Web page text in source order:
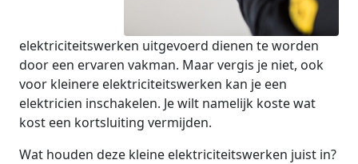
elektriciteitswerken uitgevoerd dienen te worden
door een ervaren vakman. Maar vergis je niet, ook
voor kleinere elektriciteitswerken kan je een
elektricien inschakelen. Je wilt namelijk koste wat
kost een kortsluiting vermijden.
Wat houden deze kleine elektriciteitswerken juist in?